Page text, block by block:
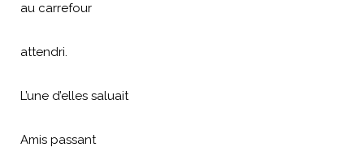
au carrefour
attendri.
L’une d’elles saluait
Amis passant